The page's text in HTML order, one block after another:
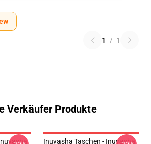
1 / 1
Verkäufer Produkte
Inuyasha Taschen - Inuyasha